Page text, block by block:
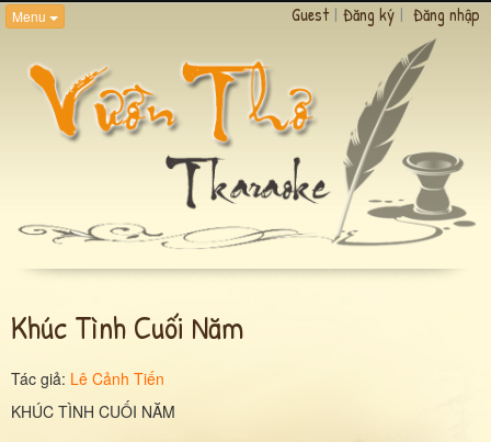
Menu Guest | Đăng ký | Đăng nhập
Khúc Tình Cuối Năm
Tác giả: Lê Cảnh Tiến
KHÚC TÌNH CUỐI NĂM